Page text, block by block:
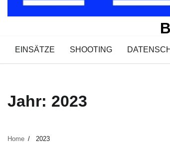
EINSÄTZE SHOOTING
Jahr: 2023
Home 2023